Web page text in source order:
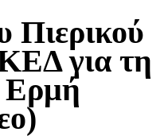
Πιερικού
για τη
Ερμή